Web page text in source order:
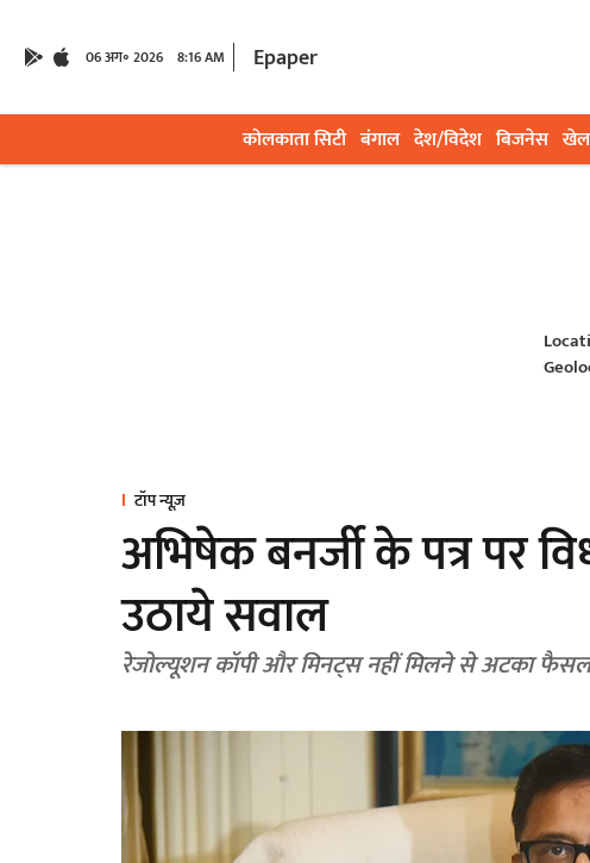
06 अग॰ 2026 8:16 AM Epaper
कोलकाता सिटी बंगाल देश/विदेश बिजनेस खेल
टॉप न्यूज़
अभिषेक बनर्जी के पत्र पर
उठाये सवाल
रेजोल्यूशन कॉपी और मिनट्स नहीं मिलने से अटका फैसला,